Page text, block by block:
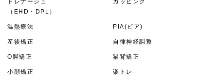
（EHD・DPL）
温熱療法 PIA(ピア)
産後矯正 自律神経調整
O脚矯正 猫背矯正
小顔矯正 楽トレ